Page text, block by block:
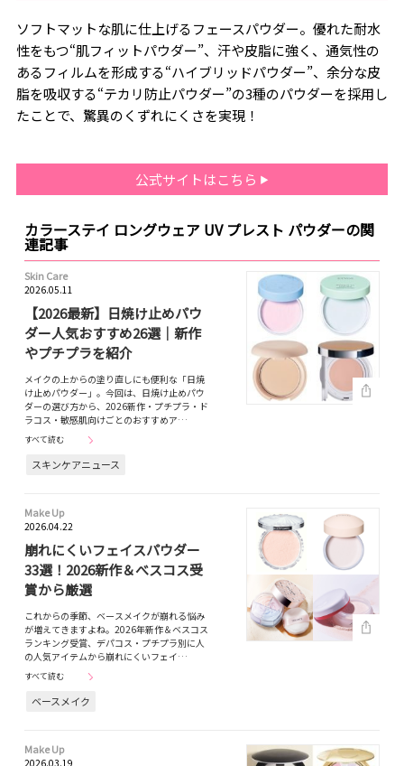
ソフトマットな肌に仕上げるフェースパウダー。優れた耐水
性をもつ“肌フィットパウダー”、汗や皮脂に強く、通気性の
あるフィルムを形成する“ハイブリッドパウダー”、余分な皮
脂を吸収する“テカリ防止パウダー”の3種のパウダーを採用し
たことで、驚異のくずれにくさを実現！
公式サイトはこちら
カラーステイ ロングウェア UV プレスト パウダーの関
連記事
Skin Care
2026.05.11
【2026最新】日焼け止めパウ
ダー人気おすすめ26選｜新作
やプチプラを紹介
メイクの上からの塗り直しにも便利な「日焼
け止めパウダー」。今回は、日焼け止めパウ
ダーの選び方から、2026新作・プチプラ・ド
ラコス・敏感肌向けごとのおすすめア…
すべて読む
スキンケアニュース
Make Up
2026.04.22
崩れにくいフェイスパウダー
33選！2026新作＆べスコス受
賞から厳選
これからの季節、ベースメイクが崩れる悩み
が増えてきますよね。2026年新作＆ベスコス
ランキング受賞、デパコス・プチプラ別に人
の人気アイテムから崩れにくいフェイ…
すべて読む
ベースメイク
Make Up
2026.03.19